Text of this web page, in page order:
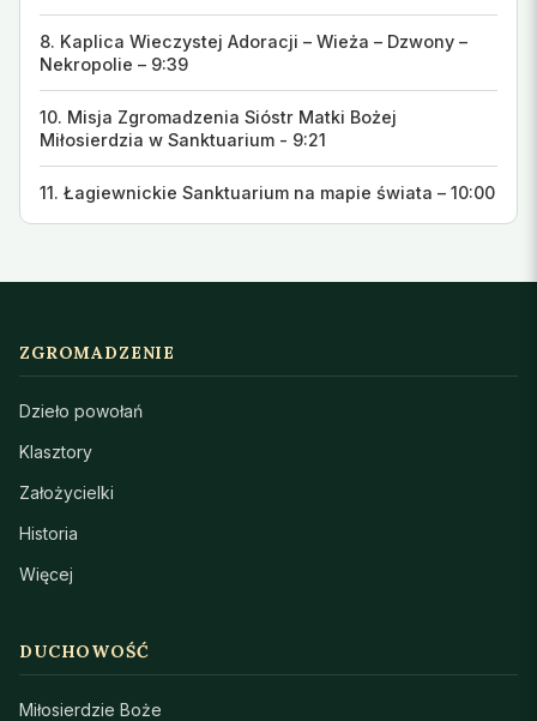
8. Kaplica Wieczystej Adoracji – Wieża – Dzwony –
Nekropolie – 9:39
10. Misja Zgromadzenia Sióstr Matki Bożej
Miłosierdzia w Sanktuarium - 9:21
11. Łagiewnickie Sanktuarium na mapie świata – 10:00
ZGROMADZENIE
Dzieło powołań
Klasztory
Założycielki
Historia
Więcej
DUCHOWOŚĆ
Miłosierdzie Boże